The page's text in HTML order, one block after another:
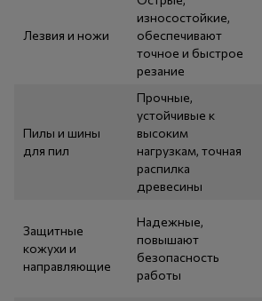
Лезвия и ножи
износостойкие,
обеспечивают
точное и быстрое
резание
Пилы и шины
для пил
Прочные,
устойчивые к
высоким
нагрузкам, точная
распилка
древесины
Защитные
кожухи и
направляющие
Надежные,
повышают
безопасность
работы